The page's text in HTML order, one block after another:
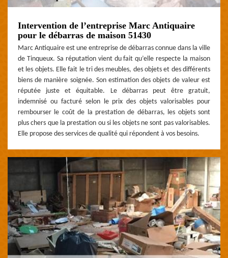
Intervention de l’entreprise Marc Antiquaire
pour le débarras de maison 51430
Marc Antiquaire est une entreprise de débarras connue dans la ville
de Tinqueux. Sa réputation vient du fait qu’elle respecte la maison
et les objets. Elle fait le tri des meubles, des objets et des différents
biens de manière soignée. Son estimation des objets de valeur est
réputée juste et équitable. Le débarras peut être gratuit,
indemnisé ou facturé selon le prix des objets valorisables pour
rembourser le coût de la prestation de débarras, les objets sont
plus chers que la prestation ou si les objets ne sont pas valorisables.
Elle propose des services de qualité qui répondent à vos besoins.